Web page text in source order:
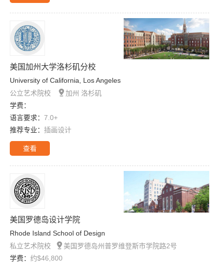
美国加州大学洛杉矶分校
University of California, Los Angeles
公立艺术院校
加州 洛杉矶
学费：
语言要求： 7.0+
推荐专业： 插画设计
查看
美国罗德岛设计学院
Rhode Island School of Design
私立艺术院校
 美国罗德岛州普罗维登斯市学院路2号
学费： 约$46,800